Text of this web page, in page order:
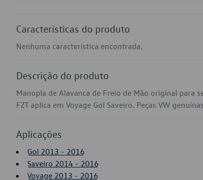
Características do produto
Nenhuma característica encontrada.
Descrição do produto
Manopla de Alavanca de Freio de Mão original para
FZT aplica em Voyage Gol Saveiro. Peças VW
Aplicações
Gol 2013 - 2016
Saveiro 2014 - 2016
Voyage 2013 - 2016